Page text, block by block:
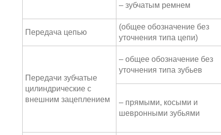
– зубчатым ремнем
Передача цепью
(общее обозначение без
уточнения типа цепи)
Передачи зубчатые
цилиндрические с
внешним зацеплением
– общее обозначение без
уточнения типа зубьев
– прямыми, косыми и
шевронными зубьями